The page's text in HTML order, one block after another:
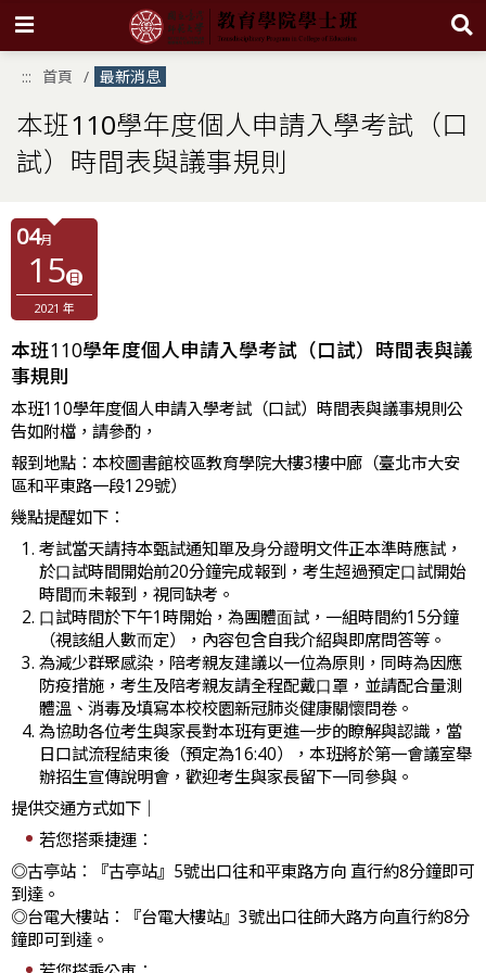
要
內
容
區
::: 首頁 最新消息
本班110學年度個人申請入學考試（口
試）時間表與議事規則
04月
15日
2021 年
本班110學年度個人申請入學考試（口試）時間表與議
事規則
本班110學年度個人申請入學考試（口試）時間表與議事規則公
告如附檔，請參酌，
報到地點：本校圖書館校區教育學院大樓3樓中廊（臺北市大安
區和平東路一段129號）
幾點提醒如下：
考試當天請持本甄試通知單及⾝分證明文件正本準時應試，
於⼝試時間開始前20分鐘完成報到， 考⽣超過預定⼝試開始
時間⽽未報到，視同缺考 。
⼝試時間於下午1時開始，為團體⾯試，⼀組時間約15分鐘
（視該組⼈數⽽定），內容包含⾃我介紹與即席問答等。
為減少群聚感染，陪考親友建議以⼀位為原則，同時為因應
防疫措施，考⽣及陪考親友請全程配戴⼝罩，並請配合量測
體溫、消毒及填寫本校校園新冠肺炎健康關懷問卷。
為協助各位考生與家長對本班有更進一步的瞭解與認識，當
日口試流程結束後（預定為16:40），本班將於第一會議室舉
辦招生宣傳說明會，歡迎考生與家長留下一同參與。
提供交通方式如下│
若您搭乘捷運：
◎古亭站：『古亭站』5號出口往和平東路方向 直行約8分鐘即可
到達。
◎台電大樓站：『台電大樓站』3號出口往師大路方向直行約8分
鐘即可到達。